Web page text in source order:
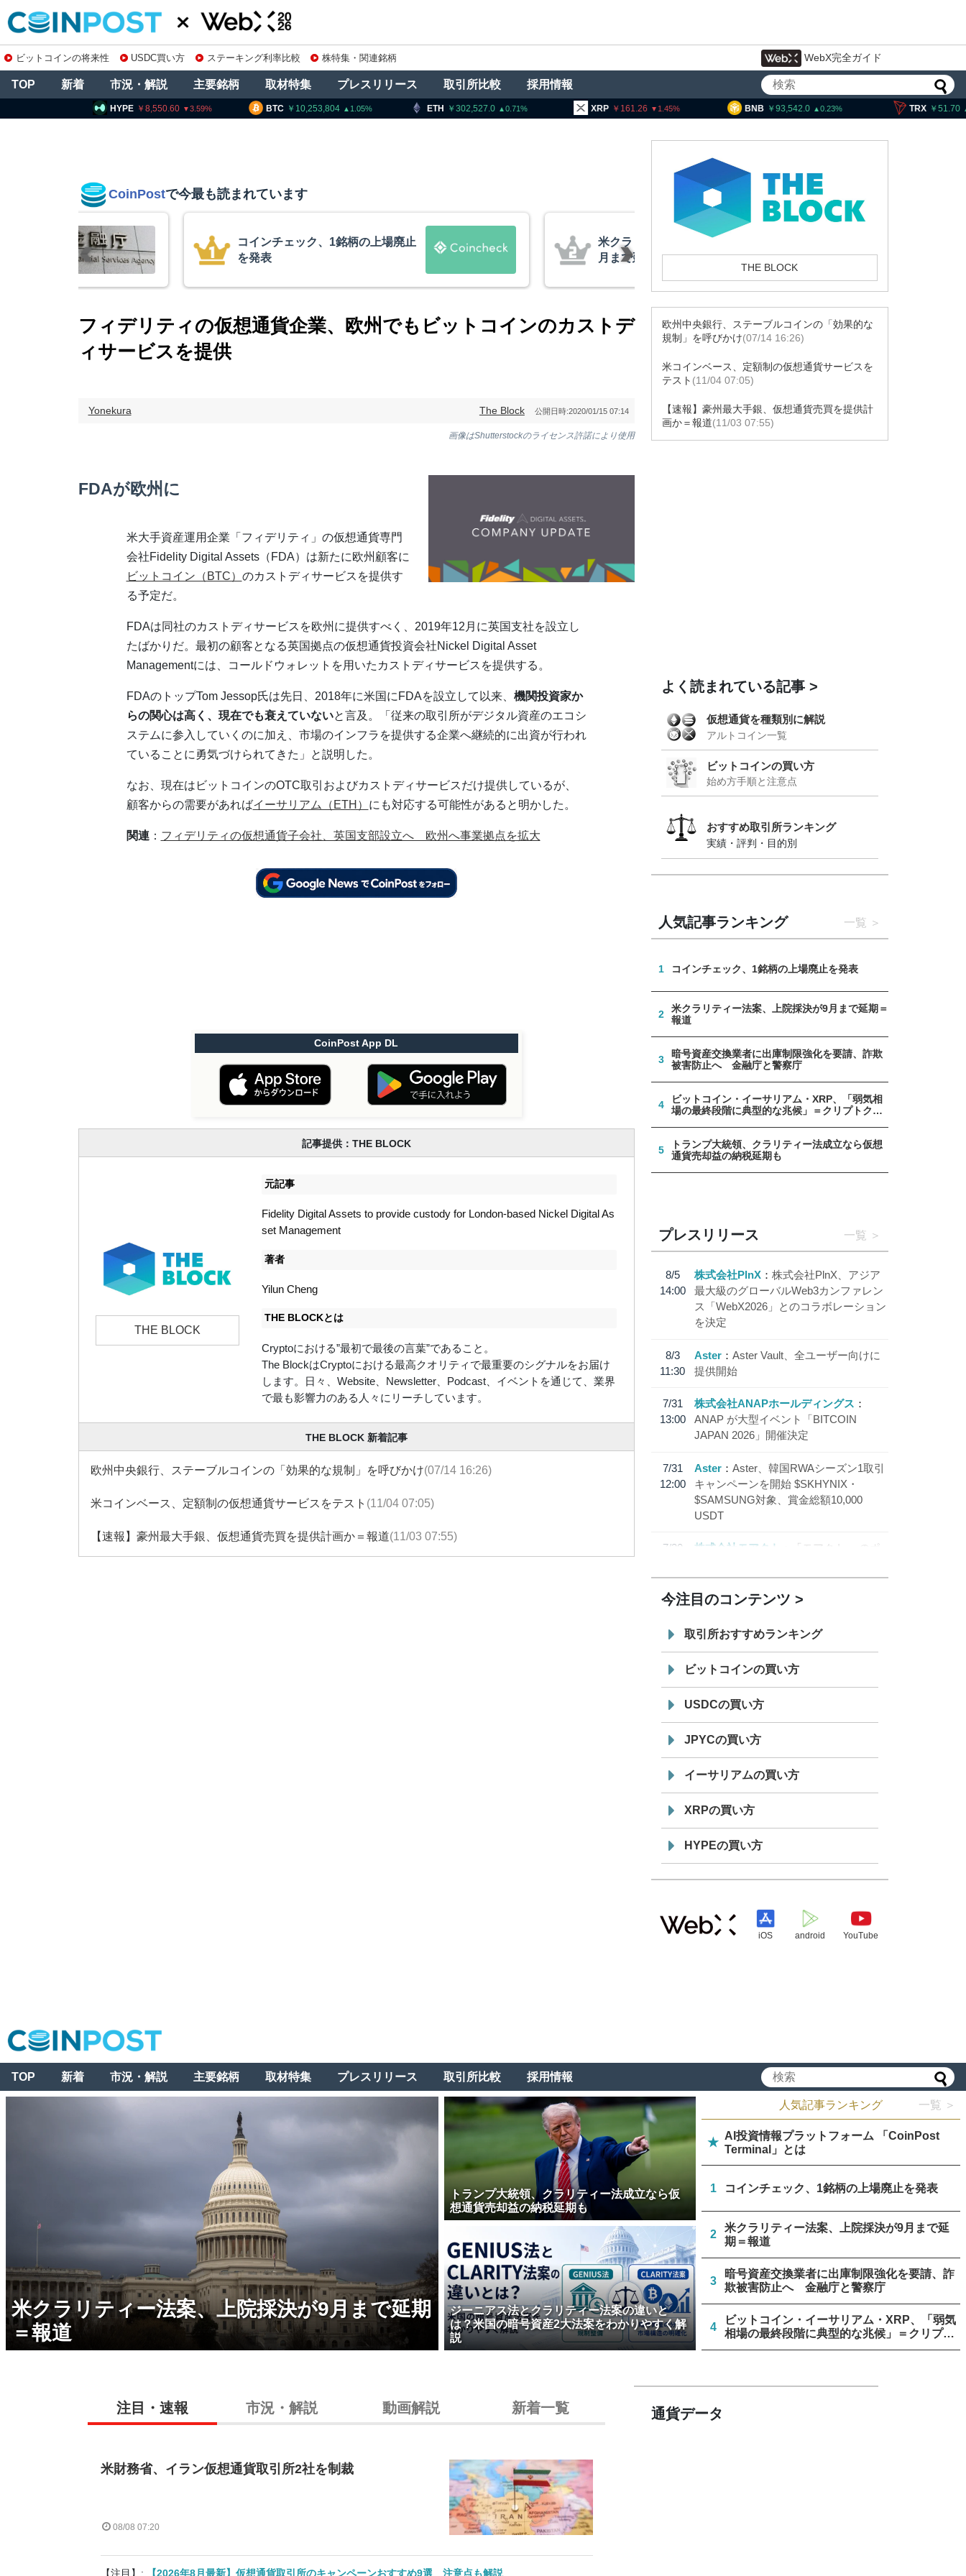
ビットコインの将来性 USDC買い方 ステーキング利率比較 株特集・関連銘柄 WebX完全ガイド
TOP 新着 市況・解説 主要銘柄 取材特集 プレスリリース 取引所比較 採用情報
BTC 10,253,804 ETH 302,527.0 XRP 161.26 BNB 93,542.0 TRX 51.70 SOL
CoinPostで今最も読まれています
米クラリティー法案、上院採決が9
月まで延期＝報道
暗号資産交換業者に出庫制限強化を
要請、詐欺被害防止へ 金融庁と警
フィデリティの仮想通貨企業、欧州でもビットコインのカストデ
ィサービスを提供
Yonekura The Block 公開日時:2020/01/15 07:14
画像はShutterstockのライセンス許諾により使用
FDAが欧州に
米大手資産運用企業「フィデリティ」の仮想通貨専門
会社Fidelity Digital Assets（FDA）は新たに欧州顧客に
ビットコイン（BTC） のカストディサービスを提供す
る予定だ。
FDAは同社のカストディサービスを欧州に提供すべく、2019年12月に英国支社を設立し
たばかりだ。最初の顧客となる英国拠点の仮想通貨投資会社Nickel Digital Asset
Managementには、コールドウォレットを用いたカストディサービスを提供する。
FDAのトップTom Jessop氏は先日、2018年に米国にFDAを設立して以来、 機関投資家か
らの関心は高く、現在でも衰えていないと言及。「従来の取引所がデジタル資産のエコシ
ステムに参入していくのに加え、市場のインフラを提供する企業へ継続的に出資が行われ
ていることに勇気づけられてきた」と説明した。
なお、現在はビットコインのOTC取引およびカストディサービスだけ提供しているが、
顧客からの需要があればイーサリアム（ETH） にも対応する可能性があると明かした。
関連： フィデリティの仮想通貨子会社、英国支部設立へ 欧州へ事業拠点を拡大
CoinPost App DL
記事提供：THE BLOCK
THE BLOCK
元記事
Fidelity Digital Assets to provide custody for London-based Nickel Digital As
set Management
著者
Yilun Cheng
THE BLOCKとは
Cryptoにおける”最初で最後の言葉”であること。
The BlockはCryptoにおける最高クオリティで最重要のシグナルをお届け
します。日々、Website、Newsletter、Podcast、イベントを通じて、業界
で最も影響力のある人々にリーチしています。
THE BLOCK 新着記事
欧州中央銀行、ステーブルコインの「効果的な規制」を呼びかけ(07/14 16:26)
米コインベース、定額制の仮想通貨サービスをテスト (11/04 07:05)
【速報】豪州最大手銀、仮想通貨売買を提供計画か＝報道(11/03 07:55)
THE BLOCK
欧州中央銀行、ステーブルコインの「効果的な
規制」を呼びかけ(07/14 16:26)
米コインベース、定額制の仮想通貨サービスを
テスト (11/04 07:05)
【速報】豪州最大手銀、仮想通貨売買を提供計
画か＝報道(11/03 07:55)
よく読まれている記事
仮想通貨を種類別に解説
アルトコイン一覧
ビットコインの買い方
始め方手順と注意点
おすすめ取引所ランキング
実績・評判・目的別
人気記事ランキング 一覧
1 コインチェック、1銘柄の上場廃止を発表
2
米クラリティー法案、上院採決が9月まで延期＝
報道
3
暗号資産交換業者に出庫制限強化を要請、詐欺
被害防止へ 金融庁と警察庁
4
ビットコイン・イーサリアム・XRP、「弱気相
場の最終段階に典型的な兆候」＝クリプトクア
5
トランプ大統領、クラリティー法成立なら仮想
通貨売却益の納税延期も
プレスリリース 一覧
8/5
14:00
株式会社PlnX
株式会社PlnX、アジア
最大級のグローバルWeb3カンファレン
ス「WebX2026」とのコラボレーション
を決定
8/3
11:30
Aster
Aster Vault、全ユーザー向けに
提供開始
7/31
13:00
株式会社ANAPホールディングス
ANAP が大型イベント「BITCOIN
JAPAN 2026」開催決定
7/31
12:00
Aster
Aster、韓国RWAシーズン1取引
キャンペーンを開始 $SKHYNIX・
$SAMSUNG対象、賞金総額10,000
USDT
7/30
株式会社モアクト
「モアクト」 のポ
「 JPYC」を追加
19:30
てステーブルコイン「JPYSC」徹底解
説セミナーを開催
今注目のコンテンツ
取引所おすすめランキング
ビットコインの買い方
USDCの買い方
JPYCの買い方
イーサリアムの買い方
XRPの買い方
HYPEの買い方
iOS android YouTube
TOP 新着 市況・解説 主要銘柄 取材特集 プレスリリース 取引所比較 採用情報
米クラリティー法案、上院採決が9月まで延期
＝報道
トランプ大統領、クラリティー法成立なら仮
想通貨売却益の納税延期も
ジーニアス法とクラリティー法案の違いと
は？米国の暗号資産2大法案をわかりやすく解
説
人気記事ランキング 一覧 ＞
★
AI投資情報プラットフォーム 「CoinPost
Terminal」とは
1 コインチェック、1銘柄の上場廃止を発表
2
米クラリティー法案、上院採決が9月まで延
期＝報道
3
暗号資産交換業者に出庫制限強化を要請、詐
欺被害防止へ 金融庁と警察庁
4
ビットコイン・イーサリアム・XRP、「弱気
相場の最終段階に典型的な兆候」＝クリプト
クアント
注目・速報 市況・解説 動画解説 新着一覧
米財務省、イラン仮想通貨取引所2社を制裁
08/08 07:20
【注目】: 【2026年8月最新】仮想通貨取引所のキャンペーンおすすめ9選 注意点も解説
通貨データ